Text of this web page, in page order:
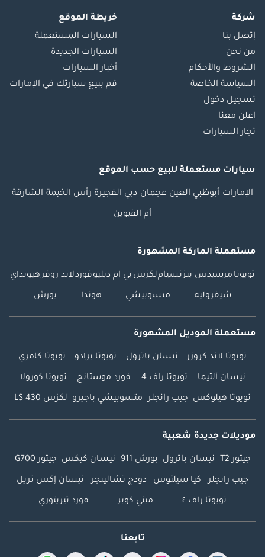
شركة
إتصل بنا
من نحن
الشروط والأحكام
السياسة الخاصة
تسجيل دخول
اعلن معنا
تجار السيارات
خريطة الموقع
السيارات المستعملة
السيارات الجديدة
أخبار السيارات
قم ببيع سيارتك في الإمارات
سيارات مستعملة للبيع حسب الموقع
الإمارات أبوظبي العين عجمان دبي الفجيرة رأس الخيمة الشارقة
أم القيوين
مستعملة الماركة المشهورة
تويوتا مرسيدس بنزنسياملكزس بي ام دبليوفوردلاند روفرهيونداي
شيفروليه متسوبيشي هوندا بورش
مستعملة الموديل المشهورة
تويوتا لاند كروزر نيسان باترول تويوتا برادو تويوتا كامري
نيسان ألتيما تويوتا راف 4 فورد موستانج تويوتا كورولا
تويوتا هيلوكس جيب رانجلر متسوبيشي باجيرو لكزس LS 430
موديلات جديدة شعبية
جيتور T2 نيسان باترول بورش 911 نيسان كيكس جيتور G700
جيب رانجلر كيا سيلتوس دودج تشالينجر نيسان إكس تريل
تويوتا راف ٤ ميني كوبر فورد تيريتوري
تابعنا